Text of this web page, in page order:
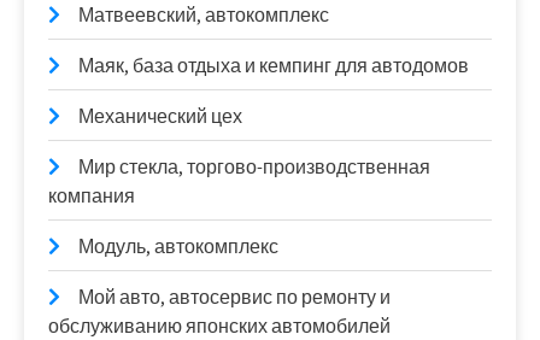
Матвеевский, автокомплекс
Маяк, база отдыха и кемпинг для автодомов
Механический цех
Мир стекла, торгово-производственная
компания
Модуль, автокомплекс
Мой авто, автосервис по ремонту и
обслуживанию японских автомобилей